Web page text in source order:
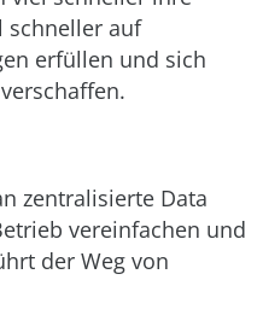
schneller auf
erfüllen und sich
zentralisierte Data
vereinfachen und
der Weg von